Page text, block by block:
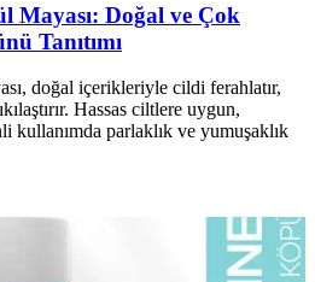
Mayası: Doğal ve Çok
Tanıtımı
doğal içerikleriyle cildi ferahlatır,
Hassas ciltlere uygun,
kullanımda parlaklık ve yumuşaklık